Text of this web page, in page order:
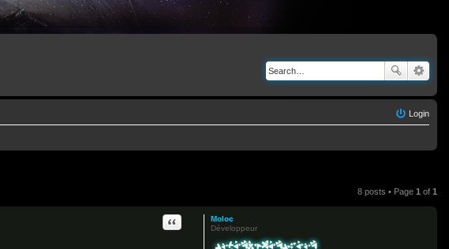
Login
8 posts • Page 1 of 1
Moloc
Développeur
Quote